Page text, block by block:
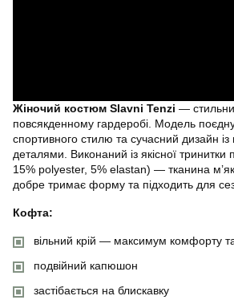
Жіночий костюм Slavni Tenzi —
повсякденному гардеробі. Модель
спортивного стилю та сучасний дизайн із
деталями. Виконаний із якісної тринитки
15% polyester, 5% elastan) — тканина
добре тримає форму та підходить для
Кофта:
вільний крій — максимум комфорту
подвійний капюшон
застібається на блискавку